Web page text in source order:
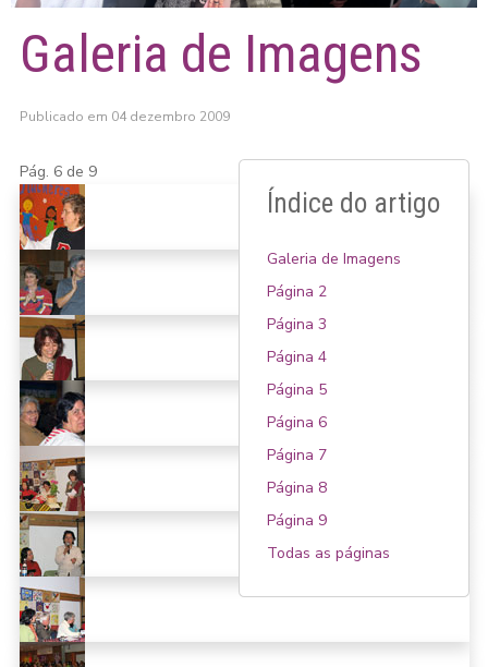
Galeria de Imagens
Publicado em 04 dezembro 2009
Índice do artigo
Galeria de Imagens
Página 2
Página 3
Página 4
Página 5
Página 6
Página 7
Página 8
Página 9
Todas as páginas
Pág. 6 de 9